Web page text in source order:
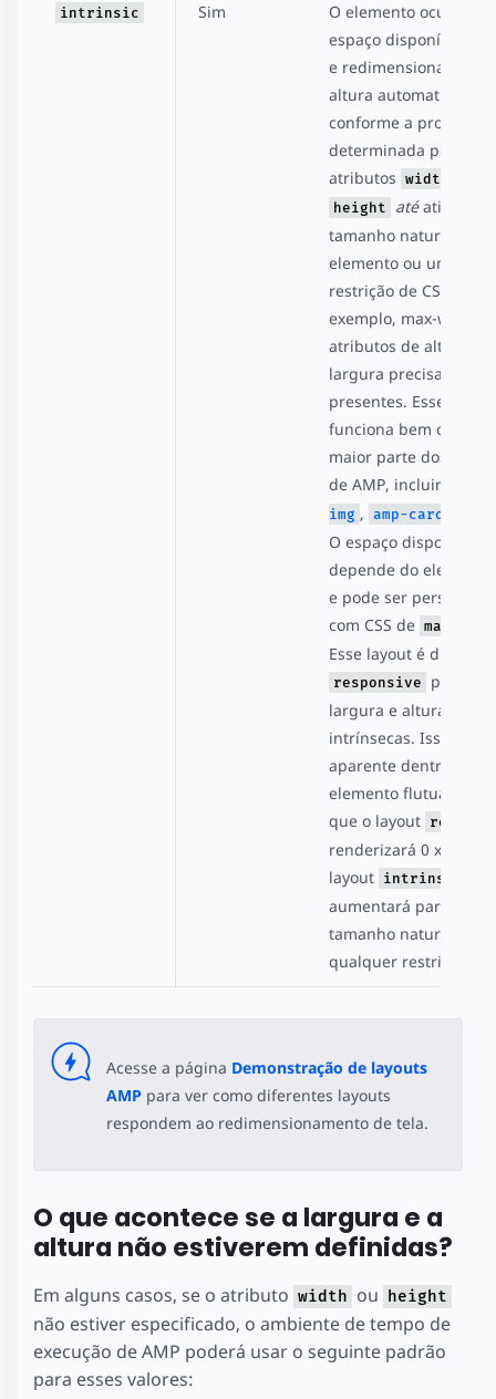
intrinsic Sim
O elemento ocupa o
espaço disponível
e redimensiona a
altura
conforme a proporção
determinada pelos
atributos width
height atéatingir o
tamanho natural do
elemento ou uma
restrição de CSS (por
exemplo, max-width).
atributos de altura e
largura precisam
presentes. Esse layout
funciona bem com a
maior parte dos
de AMP, incluindo
img , amp-carousel
O espaço disponível
depende do
e pode ser
com CSS de max-
Esse layout é
responsive
porque
largura e altura
intrínsecas. Isso fica
aparente dentro de
elemento flutuante
que o layout
renderizará 0 x 0 e um
layout intrinsic
aumentará para o
tamanho natural ou
qualquer restrição de
Acesse a página Demonstração de layouts
AMP para ver como diferentes layouts
respondem ao redimensionamento de tela.
O que acontece se a largura e a
altura não estiverem definidas?
Em alguns casos, se o atributo width ou height
não estiver especificado, o ambiente de tempo de
execução de AMP poderá usar o seguinte padrão
para esses valores: